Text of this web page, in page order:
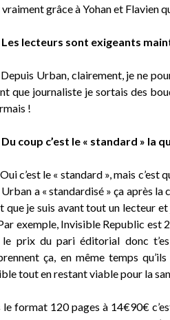
vraiment grâce à Yohan et Flavien
Les lecteurs sont exigeants
Depuis Urban, clairement, je ne
que journaliste je sortais des
!
Du coup c’est le « standard » la
Oui c’est le « standard », mais
a « standardisé » ça après
que je suis avant tout un lecteur
exemple, Invisible Republic est
le prix du pari éditorial donc
ça, en même temps
tout en restant viable pour la
format 120 pages à 14€90€